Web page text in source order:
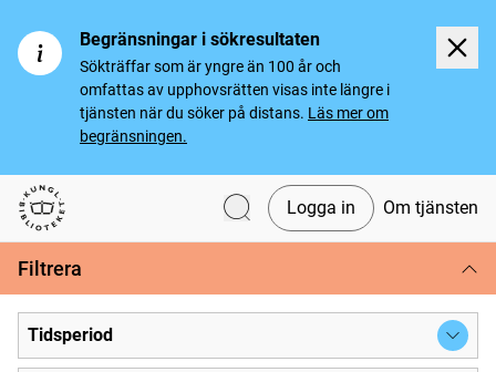
Begränsningar i sökresultaten
Sökträffar som är yngre än 100 år och
omfattas av upphovsrätten visas inte längre i
tjänsten när du söker på distans. Läs mer om
begränsningen.
Svenska tidningar
Logga in Om tjänsten
Filtrera
Tidsperiod